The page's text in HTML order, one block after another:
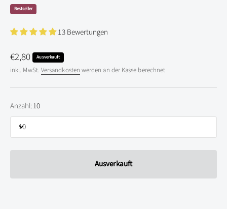
Bestseller
13 Bewertungen
Angebot
€2,80 Ausverkauft
inkl. MwSt. Versandkosten werden an der Kasse berechnet
Anzahl:10
10
Ausverkauft